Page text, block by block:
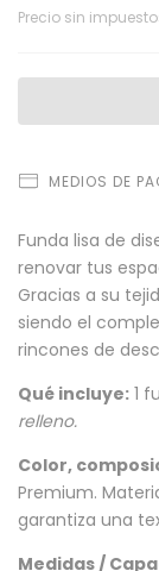
Precio sin
MEDIOS DE
Funda lisa de
renovar tus
Gracias a su
siendo el
rincones de
Qué incluye: 1
relleno.
Color,
Premium.
garantiza una
Medidas /